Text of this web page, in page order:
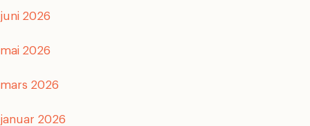
juni 2026
mai 2026
mars 2026
januar 2026